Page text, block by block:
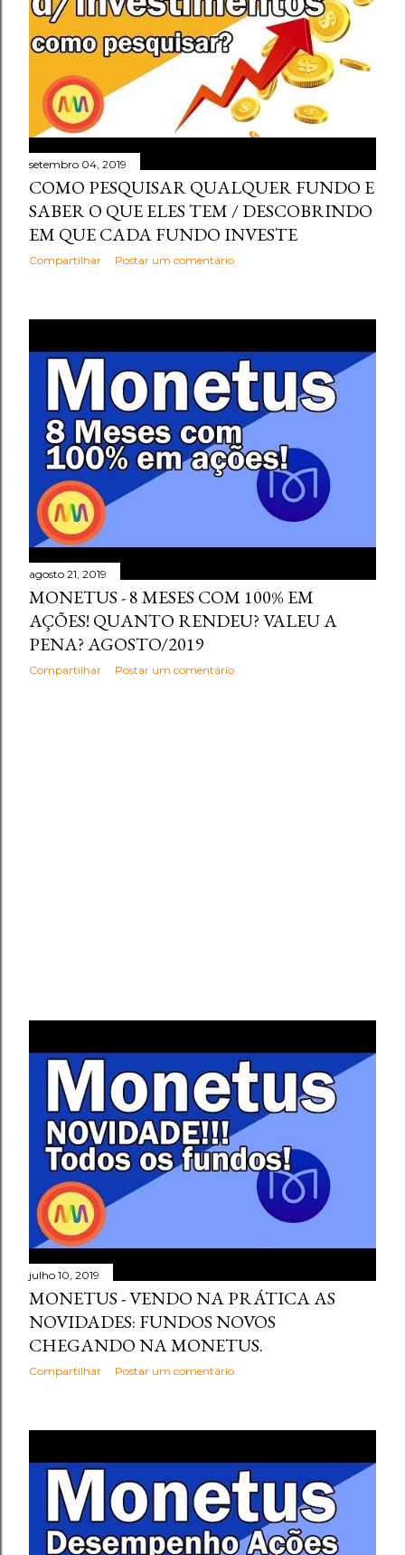
setembro 04, 2019
COMO PESQUISAR QUALQUER FUNDO E
SABER O QUE ELES TEM / DESCOBRINDO
EM QUE CADA FUNDO INVESTE
Compartilhar Postar um comentário
agosto 21, 2019
MONETUS - 8 MESES COM 100% EM
AÇÕES! QUANTO RENDEU? VALEU A
PENA? AGOSTO/2019
Compartilhar Postar um comentário
julho 10, 2019
MONETUS - VENDO NA PRÁTICA AS
NOVIDADES: FUNDOS NOVOS
CHEGANDO NA MONETUS.
Compartilhar Postar um comentário